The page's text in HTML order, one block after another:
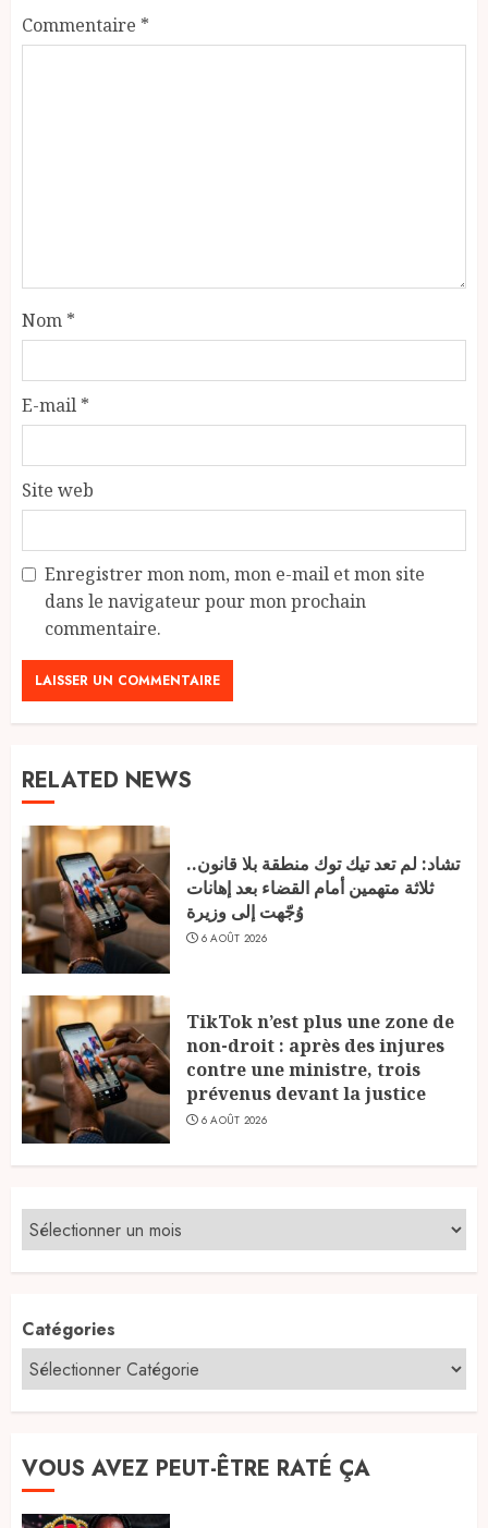
Commentaire *
Nom *
E-mail *
Site web
Enregistrer mon nom, mon e-mail et mon site
dans le navigateur pour mon prochain
commentaire.
RELATED NEWS
تشاد: لم تعد تيك توك منطقة بلا قانون..
ثلاثة متهمين أمام القضاء بعد إهانات
وُجّهت إلى وزيرة
6 AOÛT 2026
TikTok n’est plus une zone de
non-droit : après des injures
contre une ministre, trois
prévenus devant la justice
6 AOÛT 2026
Catégories
VOUS AVEZ PEUT-ÊTRE RATÉ ÇA